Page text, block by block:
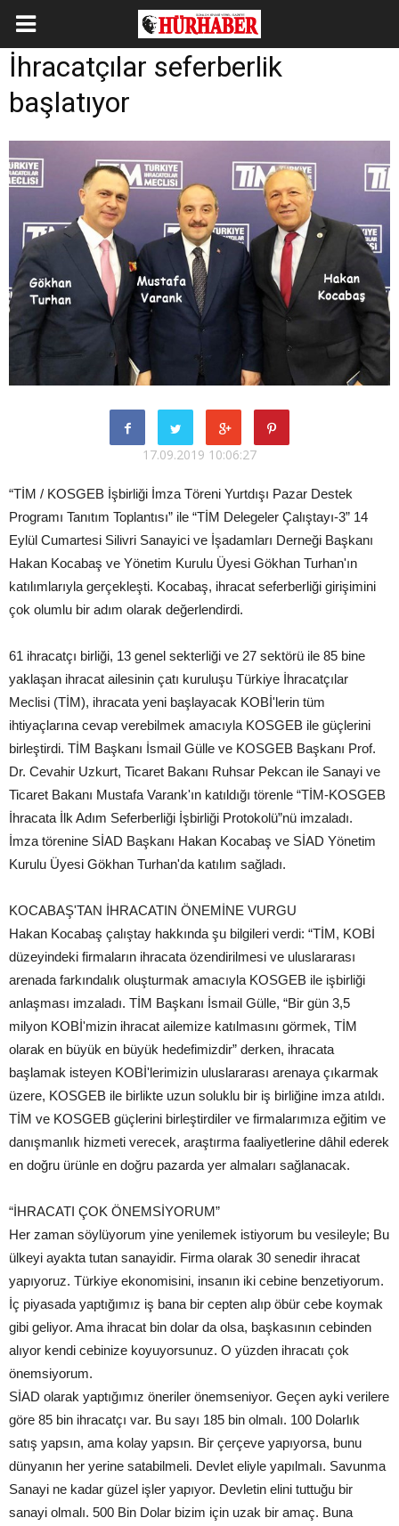
İhracatçılar seferberlik
başlatıyor
17.09.2019 10:06:27
“TİM / KOSGEB İşbirliği İmza Töreni Yurtdışı Pazar Destek
Programı Tanıtım Toplantısı” ile “TİM Delegeler Çalıştayı-3” 14
Eylül Cumartesi Silivri Sanayici ve İşadamları Derneği Başkanı
Hakan Kocabaş ve Yönetim Kurulu Üyesi Gökhan Turhan'ın
katılımlarıyla gerçekleşti. Kocabaş, ihracat seferberliği girişimini
çok olumlu bir adım olarak değerlendirdi.
61 ihracatçı birliği, 13 genel sekterliği ve 27 sektörü ile 85 bine
yaklaşan ihracat ailesinin çatı kuruluşu Türkiye İhracatçılar
Meclisi (TİM), ihracata yeni başlayacak KOBİ'lerin tüm
ihtiyaçlarına cevap verebilmek amacıyla KOSGEB ile güçlerini
birleştirdi. TİM Başkanı İsmail Gülle ve KOSGEB Başkanı Prof.
Dr. Cevahir Uzkurt, Ticaret Bakanı Ruhsar Pekcan ile Sanayi ve
Ticaret Bakanı Mustafa Varank'ın katıldığı törenle “TİM-KOSGEB
İhracata İlk Adım Seferberliği İşbirliği Protokolü”nü imzaladı.
İmza törenine SİAD Başkanı Hakan Kocabaş ve SİAD Yönetim
Kurulu Üyesi Gökhan Turhan'da katılım sağladı.
KOCABAŞ'TAN İHRACATIN ÖNEMİNE VURGU
Hakan Kocabaş çalıştay hakkında şu bilgileri verdi: “TİM, KOBİ
düzeyindeki firmaların ihracata özendirilmesi ve uluslararası
arenada farkındalık oluşturmak amacıyla KOSGEB ile işbirliği
anlaşması imzaladı. TİM Başkanı İsmail Gülle, “Bir gün 3,5
milyon KOBİ'mizin ihracat ailemize katılmasını görmek, TİM
olarak en büyük en büyük hedefimizdir” derken, ihracata
başlamak isteyen KOBİ'lerimizin uluslararası arenaya çıkarmak
üzere, KOSGEB ile birlikte uzun soluklu bir iş birliğine imza atıldı.
TİM ve KOSGEB güçlerini birleştirdiler ve firmalarımıza eğitim ve
danışmanlık hizmeti verecek, araştırma faaliyetlerine dâhil ederek
en doğru ürünle en doğru pazarda yer almaları sağlanacak.
“İHRACATI ÇOK ÖNEMSİYORUM”
Her zaman söylüyorum yine yenilemek istiyorum bu vesileyle; Bu
ülkeyi ayakta tutan sanayidir. Firma olarak 30 senedir ihracat
yapıyoruz. Türkiye ekonomisini, insanın iki cebine benzetiyorum.
İç piyasada yaptığımız iş bana bir cepten alıp öbür cebe koymak
gibi geliyor. Ama ihracat bin dolar da olsa, başkasının cebinden
alıyor kendi cebinize koyuyorsunuz. O yüzden ihracatı çok
önemsiyorum.
SİAD olarak yaptığımız öneriler önemseniyor. Geçen ayki verilere
göre 85 bin ihracatçı var. Bu sayı 185 bin olmalı. 100 Dolarlık
satış yapsın, ama kolay yapsın. Bir çerçeve yapıyorsa, bunu
dünyanın her yerine satabilmeli. Devlet eliyle yapılmalı. Savunma
Sanayi ne kadar güzel işler yapıyor. Devletin elini tuttuğu bir
sanayi olmalı. 500 Bin Dolar bizim için uzak bir amaç. Buna